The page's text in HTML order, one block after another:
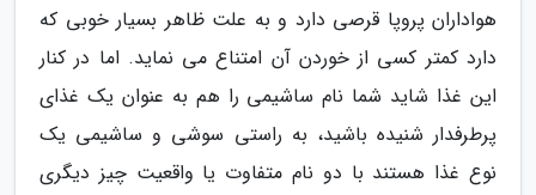
هواداران پروپا قرصی دارد و به علت ظاهر بسیار خوبی که
دارد کمتر کسی از خوردن آن امتناع می نماید. اما در کنار
این غذا شاید شما نام ساشیمی را هم به عنوان یک غذای
پرطرفدار شنیده باشید، به راستی سوشی و ساشیمی یک
نوع غذا هستند با دو نام متفاوت یا واقعیت چیز دیگری